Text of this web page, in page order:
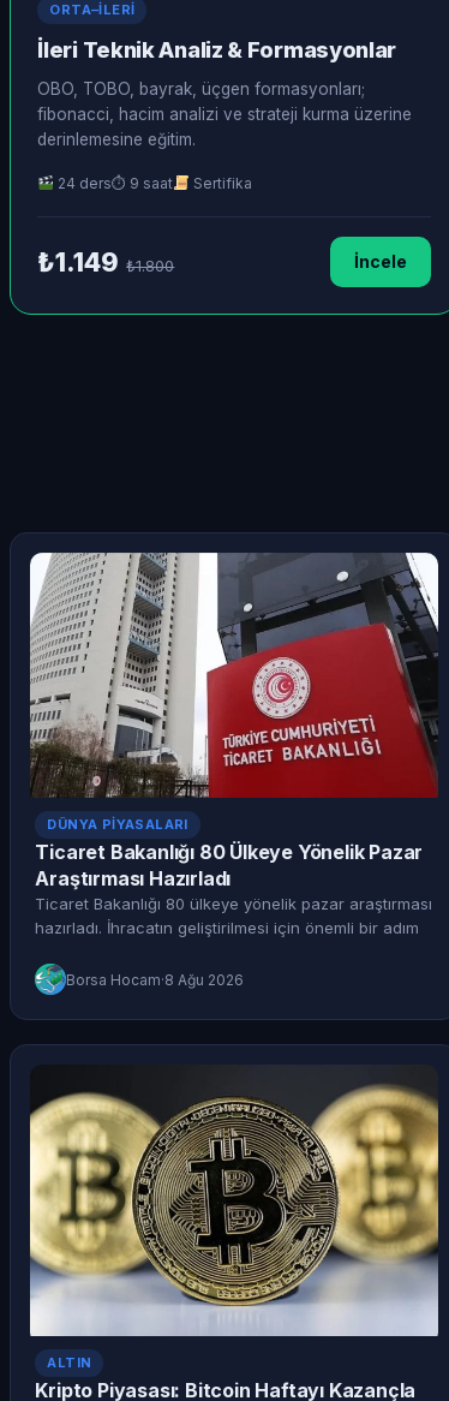
ORTA–İLERI
İleri Teknik Analiz & Formasyonlar
OBO, TOBO, bayrak, üçgen formasyonları;
fibonacci, hacim analizi ve strateji kurma üzerine
derinlemesine eğitim.
24 ders⏱ 9 saat Sertifika
₺1.149 ₺1.800 İncele
DÜNYA PIYASALARI
Ticaret Bakanlığı 80 Ülkeye Yönelik Pazar
Araştırması Hazırladı
Ticaret Bakanlığı 80 ülkeye yönelik pazar araştırması
hazırladı. İhracatın geliştirilmesi için önemli bir adım
Borsa Hocam·8 Ağu 2026
ALTIN
Kripto Piyasası: Bitcoin Haftayı Kazançla